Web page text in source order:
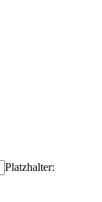
Platzhalter: